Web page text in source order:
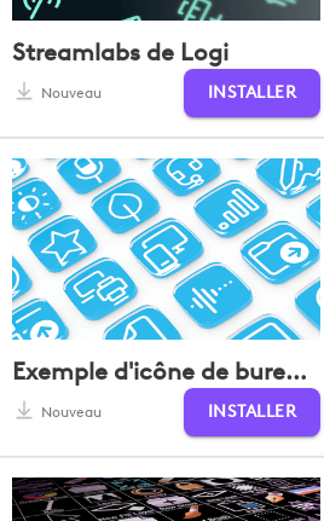
Streamlabs de Logi
Nouveau INSTALLER
Exemple d'icône de bureau de système
Nouveau INSTALLER